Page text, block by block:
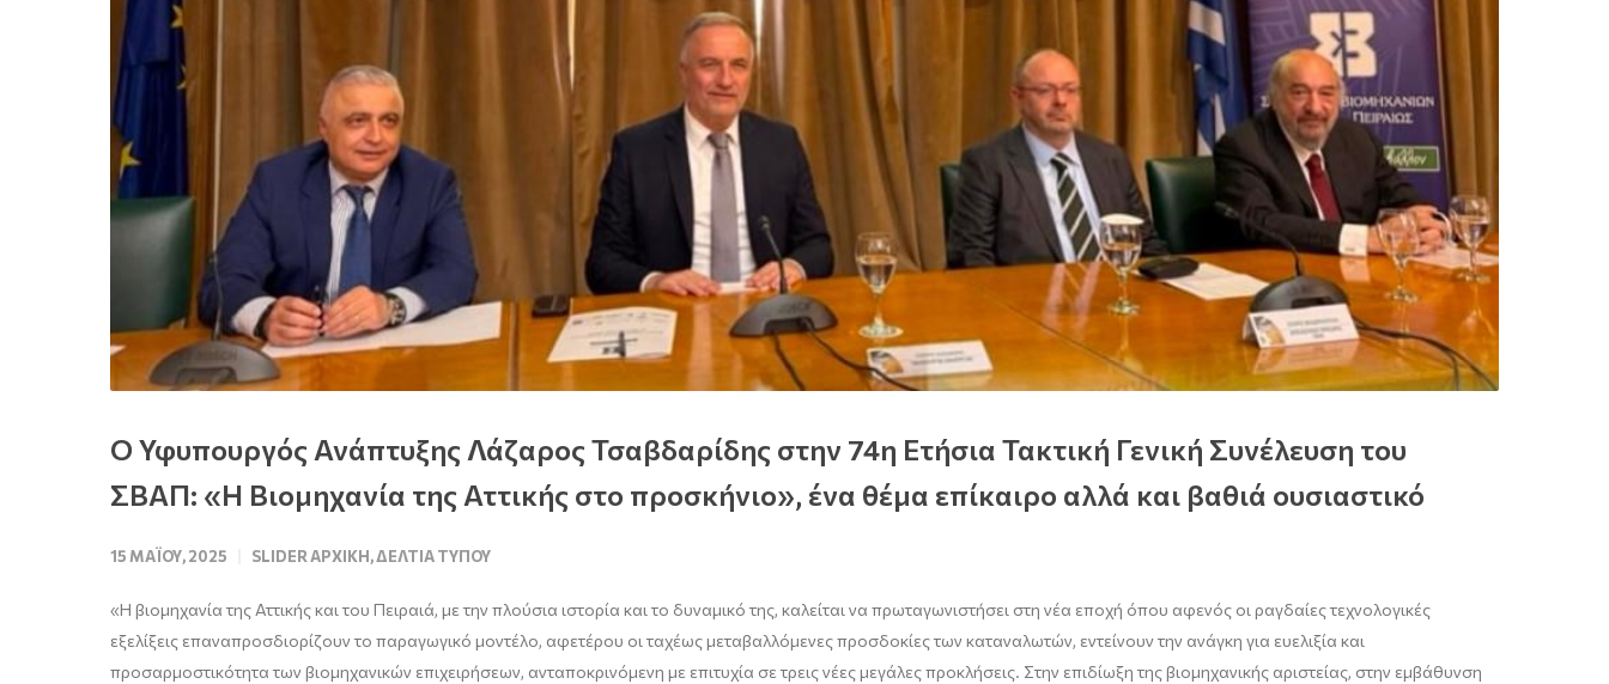
Ο Υφυπουργός Ανάπτυξης Λάζαρος Τσαβδαρίδης στην 74η Ετήσια Τακτική Γενική Συνέλευση του
ΣΒΑΠ: «Η Βιομηχανία της Αττικής στο προσκήνιο», ένα θέμα επίκαιρο αλλά και βαθιά ουσιαστικό
15 ΜΑΪ́ΟΥ, 2025 SLIDER ΑΡΧΙΚΉ,ΔΕΛΤΊΑ ΤΎΠΟΥ
«Η βιομηχανία της Αττικής και του Πειραιά, με την πλούσια ιστορία και το δυναμικό της, καλείται να πρωταγωνιστήσει στη νέα εποχή όπου αφενός οι ραγδαίες τεχνολογικές
εξελίξεις επαναπροσδιορίζουν το παραγωγικό μοντέλο, αφετέρου οι ταχέως μεταβαλλόμενες προσδοκίες των καταναλωτών, εντείνουν την ανάγκη για ευελιξία και
προσαρμοστικότητα των βιομηχανικών επιχειρήσεων, ανταποκρινόμενη με επιτυχία σε τρεις νέες μεγάλες προκλήσεις. Στην επιδίωξη της βιομηχανικής αριστείας, στην εμβάθυνση